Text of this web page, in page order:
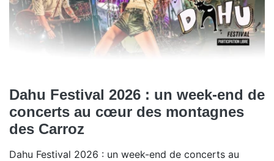
Dahu Festival 2026 : un week-end de
concerts au cœur des montagnes
des Carroz
Dahu Festival 2026 : un week-end de concerts au